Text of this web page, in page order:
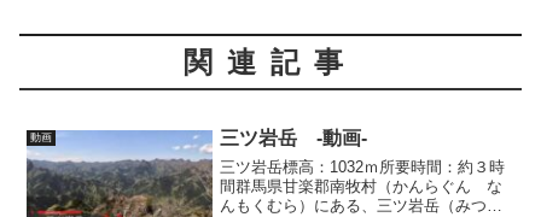
関連記事
動画 三ツ岩岳 -動画-
三ツ岩岳標高：1032ｍ所要時間：約３時
間群馬県甘楽郡南牧村（かんらぐん な
んもくむら）にある、三ツ岩岳（みつい